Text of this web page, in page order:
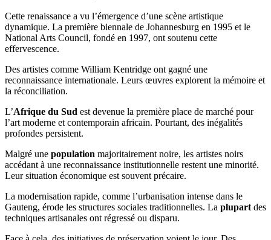
Cette renaissance a vu l’émergence d’une scène artistique
dynamique. La première biennale de Johannesburg en 1995 et le
National Arts Council, fondé en 1997, ont soutenu cette
effervescence.
Des artistes comme William Kentridge ont gagné une
reconnaissance internationale. Leurs œuvres explorent la mémoire et
la réconciliation.
L’Afrique du Sud est devenue la première place de marché pour
l’art moderne et contemporain africain. Pourtant, des inégalités
profondes persistent.
Malgré une population majoritairement noire, les artistes noirs
accédant à une reconnaissance institutionnelle restent une minorité.
Leur situation économique est souvent précaire.
La modernisation rapide, comme l’urbanisation intense dans le
Gauteng, érode les structures sociales traditionnelles. La plupart des
techniques artisanales ont régressé ou disparu.